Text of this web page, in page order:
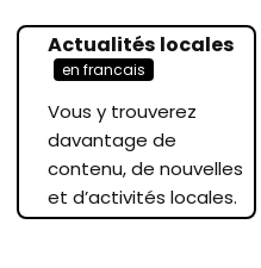
Actualités locales
en francais
Vous y trouverez
davantage de
contenu, de nouvelles
et d’activités locales.